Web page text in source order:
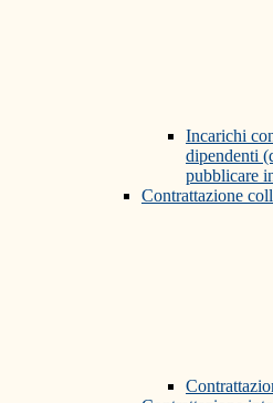
Incarichi
dipendenti
pubblicare
Contrattazione